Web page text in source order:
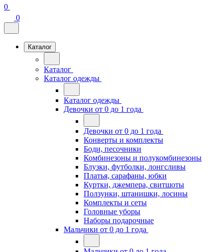
0
0
Каталог
Каталог
Каталог одежды
Каталог одежды
Девочки от 0 до 1 года
Девочки от 0 до 1 года
Конверты и комплекты
Боди, песочники
Комбинезоны и полукомбинезоны
Блузки, футболки, лонгсливы
Платья, сарафаны, юбки
Куртки, джемпера, свитшоты
Ползунки, штанишки, лосины
Комплекты и сеты
Головные уборы
Наборы подарочные
Мальчики от 0 до 1 года